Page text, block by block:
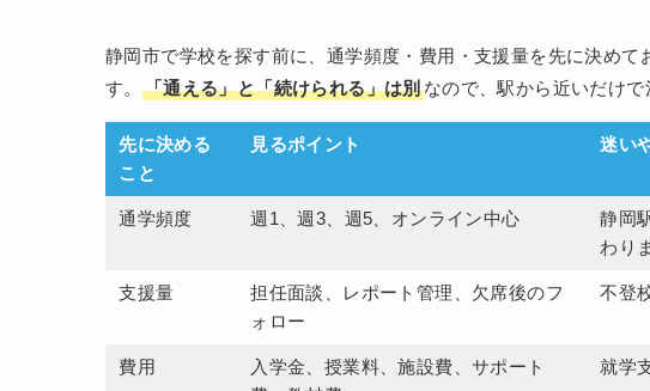
静岡市で学校を探す前に、通学頻度・費用・支援量を先に決め
す。
「通える」と「続けられる」は別なので、駅から近いだけで
先に決める
こと
見るポイント 迷い
通学頻度 週1、週3、週5、オンライン中心
静岡
わり
支援量
担任面談、レポート管理、欠席後のフ
ォロー
不登
費用
入学金、授業料、施設費、サポート
就学